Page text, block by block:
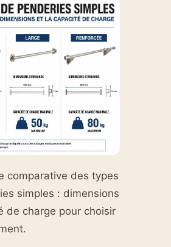
comparative des types
simples : dimensions
de charge pour choisir